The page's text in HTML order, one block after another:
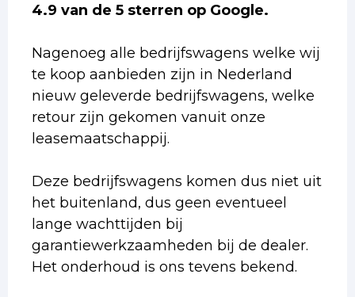
4.9 van de 5 sterren op Google.
Nagenoeg alle bedrijfswagens welke wij
te koop aanbieden zijn in Nederland
nieuw geleverde bedrijfswagens, welke
retour zijn gekomen vanuit onze
leasemaatschappij.
Deze bedrijfswagens komen dus niet uit
het buitenland, dus geen eventueel
lange wachttijden bij
garantiewerkzaamheden bij de dealer.
Het onderhoud is ons tevens bekend.